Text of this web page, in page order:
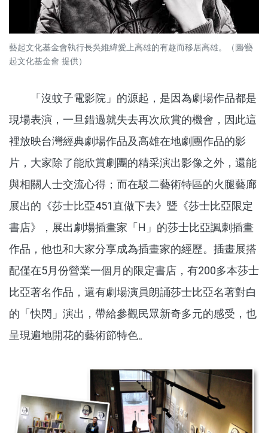
藝起文化基金會執行長吳維緯愛上高雄的有趣而移居高雄。（圖∕藝
起文化基金會 提供）
「沒蚊子電影院」的源起，是因為劇場作品都是
現場表演，一旦錯過就失去再次欣賞的機會，因此這
裡放映台灣經典劇場作品及高雄在地劇團作品的影
片，大家除了能欣賞劇團的精采演出影像之外，還能
與相關人士交流心得；而在駁二藝術特區的火腿藝廊
展出的《莎士比亞451直做下去》暨《莎士比亞限定
書店》，展出劇場插畫家「H」的莎士比亞諷刺插畫
作品，他也和大家分享成為插畫家的經歷。插畫展搭
配僅在5月份營業一個月的限定書店，有200多本莎士
比亞著名作品，還有劇場演員朗誦莎士比亞名著對白
的「快閃」演出，帶給參觀民眾新奇多元的感受，也
呈現遍地開花的藝術節特色。